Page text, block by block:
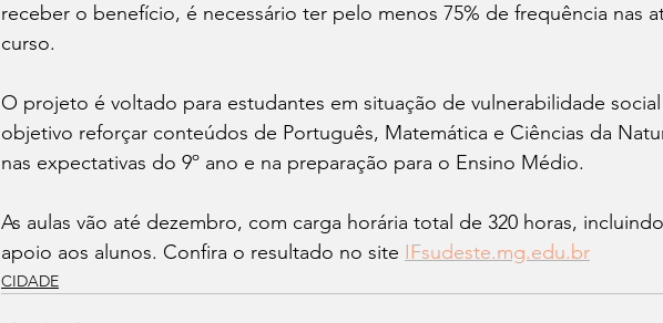
receber o benefício, é necessário ter pelo menos 75% de frequência nas
curso.
O projeto é voltado para estudantes em situação de vulnerabilidade
objetivo reforçar conteúdos de Português, Matemática e Ciências da
nas expectativas do 9º ano e na preparação para o Ensino Médio.
As aulas vão até dezembro, com carga horária total de 320 horas,
apoio aos alunos. Confira o resultado no site IFsudeste.mg.edu.br
CIDADE